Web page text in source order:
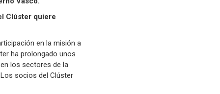
Clúster quiere
en la misión a
ha prolongado unos
los sectores de la
socios del Clúster